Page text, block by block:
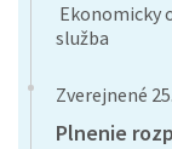
Ekonomicky
služba
Zverejnené
Plnenie